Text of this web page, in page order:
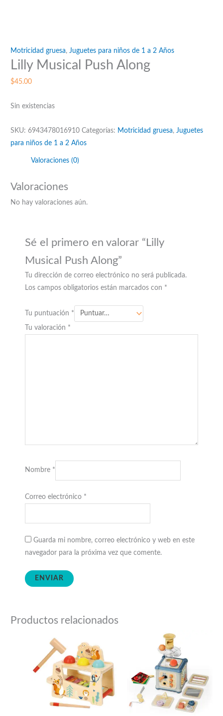
Motricidad gruesa,Juguetes para niños de 1 a 2 Años
Lilly Musical Push Along
$45.00
Sin existencias
SKU:6943478016910 Categorías: Motricidad gruesa,Juguetes
para niños de 1 a 2 Años
Valoraciones (0)
Valoraciones
No hay valoraciones aún.
Sé el primero en valorar “Lilly
Musical Push Along”
Tu dirección de correo electrónico no será publicada.
Los campos obligatorios están marcados con *
Tu puntuación *
Tu valoración *
Nombre *
Correo electrónico *
Guarda mi nombre, correo electrónico y web en este
navegador para la próxima vez que comente.
Productos relacionados